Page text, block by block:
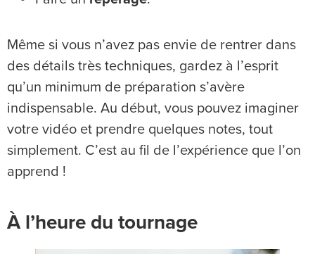
Même si vous n’avez pas envie de rentrer dans
des détails très techniques, gardez à l’esprit
qu’un minimum de préparation s’avère
indispensable. Au début, vous pouvez imaginer
votre vidéo et prendre quelques notes, tout
simplement. C’est au fil de l’expérience que l’on
apprend !
À l’heure du tournage